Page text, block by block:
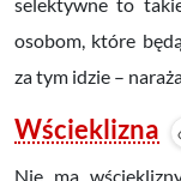
osobom, które
za tym idzie –
Wścieklizna
Nie ma